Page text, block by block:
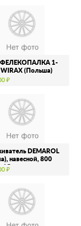
1-
WIRAX (Польша)
₽
DEMAROL
навесной, 800
15 метров
₽